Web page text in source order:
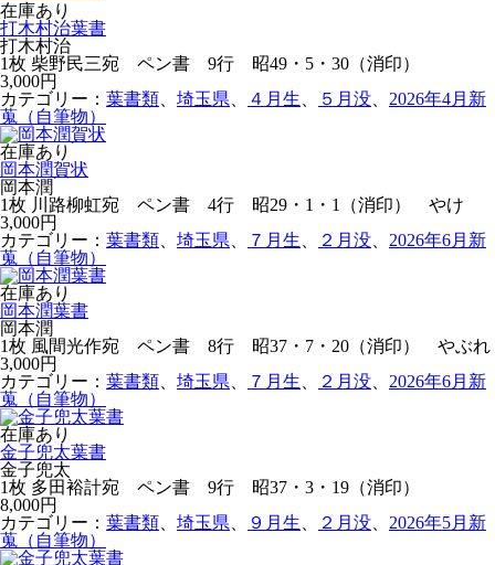
在庫あり
打木村治葉書
打木村治
1枚 柴野民三宛 ペン書 9行 昭49・5・30（消印）
3,000円
カテゴリー： 葉書類 埼玉県 ４月生 ５月没
2026年4月新
蒐（自筆物）
在庫あり
岡本潤賀状
岡本潤
1枚 川路柳虹宛 ペン書 4行 昭29・1・1（消印） やけ
3,000円
カテゴリー： 葉書類 埼玉県 ７月生 ２月没
2026年6月新
蒐（自筆物）
在庫あり
岡本潤葉書
岡本潤
1枚 風間光作宛 ペン書 8行 昭37・7・20（消印） やぶれ
3,000円
カテゴリー： 葉書類 埼玉県 ７月生 ２月没
2026年6月新
蒐（自筆物）
在庫あり
金子兜太葉書
金子兜太
1枚 多田裕計宛 ペン書 9行 昭37・3・19（消印）
8,000円
カテゴリー： 葉書類 埼玉県 ９月生 ２月没
2026年5月新
蒐（自筆物）